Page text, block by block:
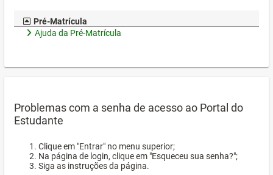
Pré-Matrícula
Ajuda da Pré-Matrícula
Problemas com a senha de acesso ao Portal do
Estudante
Clique em "Entrar" no menu superior;
Na página de login, clique em "Esqueceu sua senha?";
Siga as instruções da página.